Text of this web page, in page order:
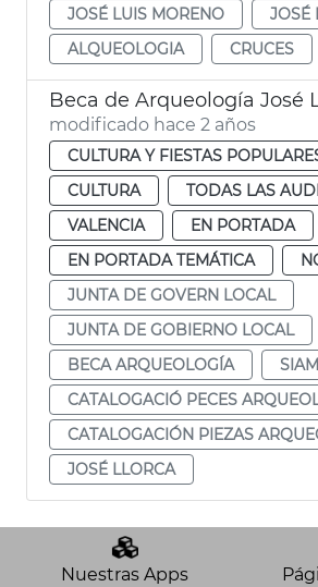
JOSÉ LUIS MORENO
JOSÉ
ALQUEOLOGIA
CRUCES
Beca de Arqueología José
modificado hace 2 años
CULTURA Y FIESTAS
CULTURA
TODAS LAS
VALENCIA
EN PORTADA
EN PORTADA TEMÁTICA
JUNTA DE GOVERN LOCAL
JUNTA DE GOBIERNO LOCAL
BECA ARQUEOLOGÍA
SIAM
CATALOGACIÓ PECES
CATALOGACIÓN PIEZAS
JOSÉ LLORCA
Nuestras Apps